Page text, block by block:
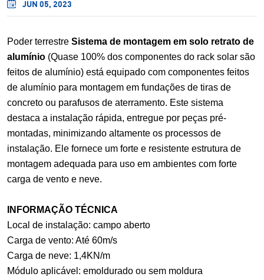
JUN 05, 2023
Poder terrestre Sistema de montagem em solo retrato de
alumínio (Quase 100% dos componentes do rack solar são
feitos de alumínio) está equipado com componentes feitos
de alumínio para montagem em fundações de tiras de
concreto ou parafusos de aterramento. Este sistema
destaca a instalação rápida, entregue por peças pré-
montadas, minimizando altamente os processos de
instalação. Ele fornece um forte e resistente estrutura de
montagem adequada para uso em ambientes com forte
carga de vento e neve.
INFORMAÇÃO TÉCNICA
Local de instalação: campo aberto
Carga de vento: Até 60m/s
Carga de neve: 1,4KN/m
Módulo aplicável: emoldurado ou sem moldura